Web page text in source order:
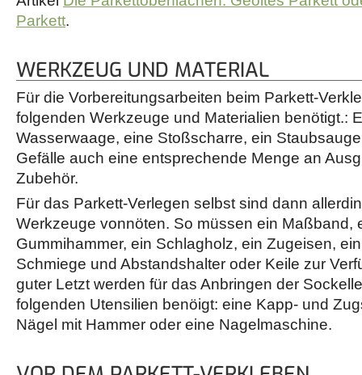
Parkett.
WERKZEUG UND MATERIAL
Für die Vorbereitungsarbeiten beim Parkett-
folgenden Werkzeuge und Materialien benötigt.:
Wasserwaage, eine Stoßscharre, ein
Gefälle auch eine entsprechende Menge an
Zubehör.
Für das Parkett-Verlegen selbst sind dann
Werkzeuge vonnöten. So müssen ein Maßband,
Gummihammer, ein Schlagholz, ein Zugeisen,
Schmiege und Abstandshalter oder Keile zur
guter Letzt werden für das Anbringen der
folgenden Utensilien benöigt: eine Kapp- und
Nägel mit Hammer oder eine Nagelmaschine.